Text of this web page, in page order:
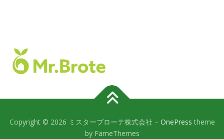
Copyright © 2026 ミスターブローテ株式会社 – OnePress theme
by FameThemes